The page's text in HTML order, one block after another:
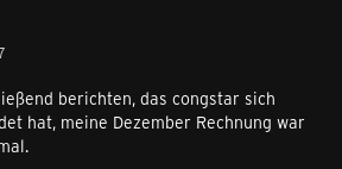
berichten, das congstar sich
hat, meine Dezember Rechnung war